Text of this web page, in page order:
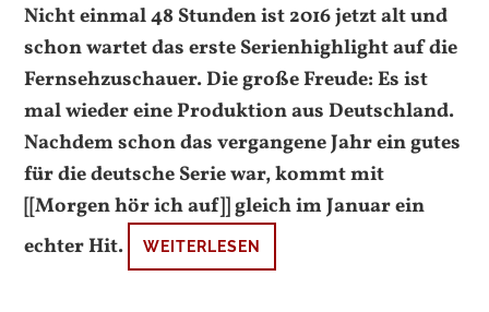
Nicht einmal 48 Stunden ist 2016 jetzt alt und
schon wartet das erste Serienhighlight auf die
Fernsehzuschauer. Die große Freude: Es ist
mal wieder eine Produktion aus Deutschland.
Nachdem schon das vergangene Jahr ein gutes
für die deutsche Serie war, kommt mit
[[Morgen hör ich auf]] gleich im Januar ein
echter Hit.
WEITERLESEN